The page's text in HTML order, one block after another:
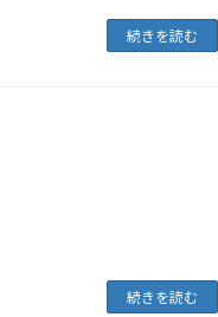
続きを読む
続きを読む